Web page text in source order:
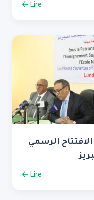
Lire
الرسمي
Lire